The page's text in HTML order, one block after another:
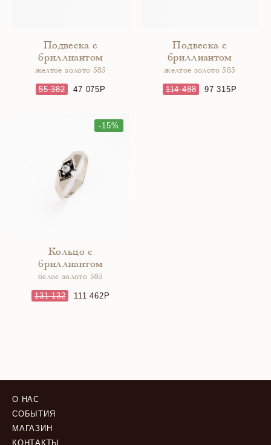
Подвеска с
бриллиантом
желтое золото 585
55 382 47 075
Подвеска с
бриллиантом
желтое золото 585
114 488 97 315
-15%
Кольцо с
бриллиантом
белое золото 585
131 132 111 462
О НАС
СОБЫТИЯ
МАГАЗИН
КОНТАКТЫ